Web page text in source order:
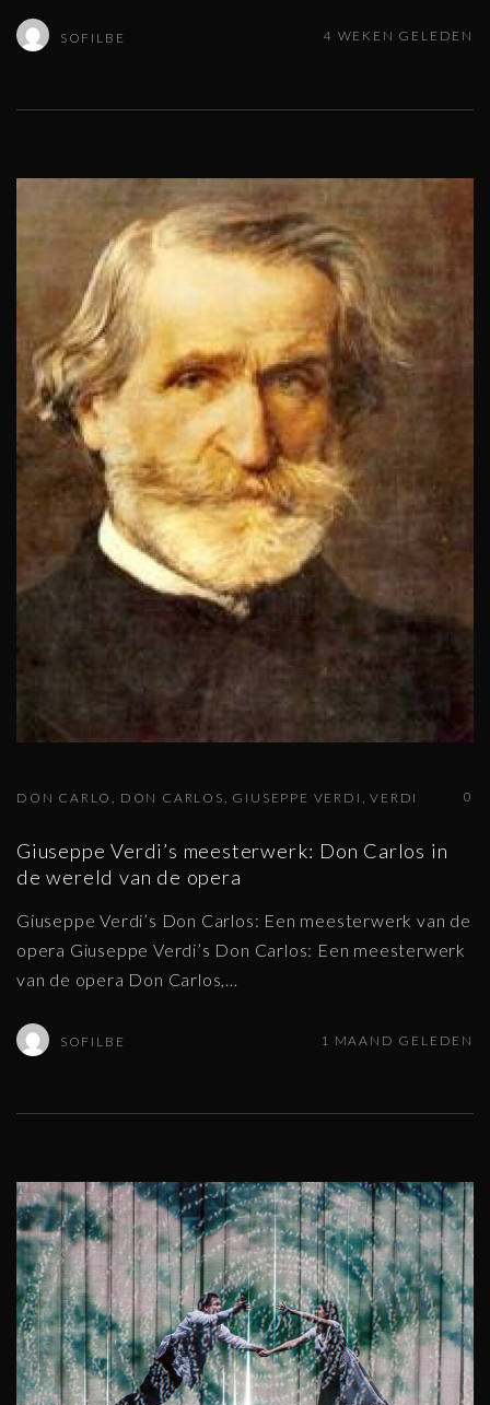
SOFILBE 4 WEKEN GELEDEN
0
DON CARLO DON CARLOS GIUSEPPE VERDI VERDI
Giuseppe Verdi’s meesterwerk: Don Carlos in
de wereld van de opera
Giuseppe Verdi’s Don Carlos: Een meesterwerk van de
opera Giuseppe Verdi’s Don Carlos: Een meesterwerk
van de opera Don Carlos,…
SOFILBE 1 MAAND GELEDEN